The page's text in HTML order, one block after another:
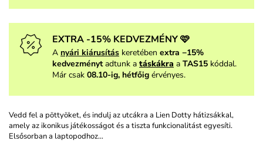
EXTRA -15% KEDVEZMÉNY 🩷
A nyári kiárusítás keretében extra −15%
kedvezménytadtunk a táskákra a TAS15 kóddal.
Már csak 08.10-ig, hétfőig érvényes.
Vedd fel a pöttyöket, és indulj az utcákra a Lien Dotty hátizsákkal,
amely az ikonikus játékosságot és a tiszta funkcionalitást egyesíti.
Elsősorban a laptopodhoz…